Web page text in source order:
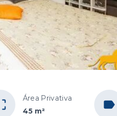
Área Privativa
45 m²